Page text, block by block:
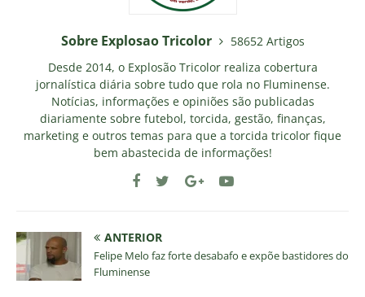
Sobre Explosao Tricolor
58652 Artigos
Desde 2014, o Explosão Tricolor realiza cobertura
jornalística diária sobre tudo que rola no Fluminense.
Notícias, informações e opiniões são publicadas
diariamente sobre futebol, torcida, gestão, finanças,
marketing e outros temas para que a torcida tricolor fique
bem abastecida de informações!
ANTERIOR
Felipe Melo faz forte desabafo e expõe bastidores do
Fluminense